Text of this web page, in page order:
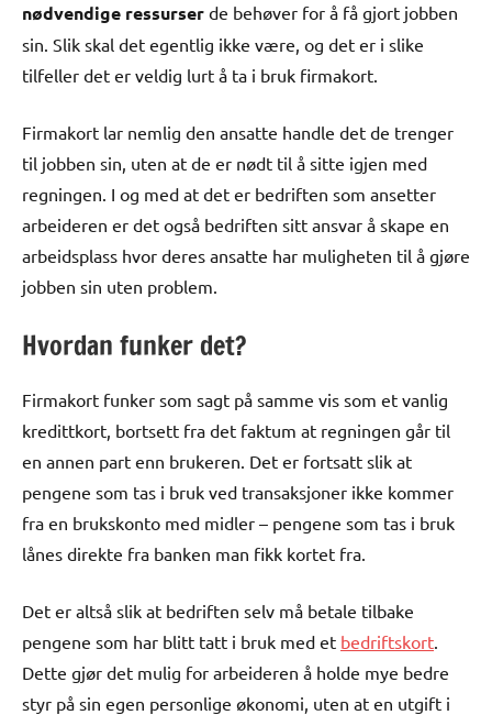
nødvendige ressurser de behøver for å få gjort jobben
sin. Slik skal det egentlig ikke være, og det er i slike
tilfeller det er veldig lurt å ta i bruk firmakort.
Firmakort lar nemlig den ansatte handle det de trenger
til jobben sin, uten at de er nødt til å sitte igjen med
regningen. I og med at det er bedriften som ansetter
arbeideren er det også bedriften sitt ansvar å skape en
arbeidsplass hvor deres ansatte har muligheten til å gjøre
jobben sin uten problem.
Hvordan funker det?
Firmakort funker som sagt på samme vis som et vanlig
kredittkort, bortsett fra det faktum at regningen går til
en annen part enn brukeren. Det er fortsatt slik at
pengene som tas i bruk ved transaksjoner ikke kommer
fra en brukskonto med midler – pengene som tas i bruk
lånes direkte fra banken man fikk kortet fra.
Det er altså slik at bedriften selv må betale tilbake
pengene som har blitt tatt i bruk med et bedriftskort.
Dette gjør det mulig for arbeideren å holde mye bedre
styr på sin egen personlige økonomi, uten at en utgift i